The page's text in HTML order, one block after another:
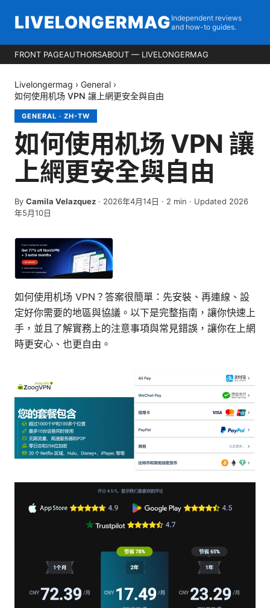
LIVELONGERMAG Independent reviews
and how-to guides.
FRONT PAGEAUTHORSABOUT — LIVELONGERMAG
Livelongermag › General ›
如何使用机场 VPN 讓上網更安全與自由
GENERAL · ZH-TW
如何使用机场 VPN 讓
上網更安全與自由
By Camila Velazquez · 2026年4月14日 · 2 min · Updated 2026
年5月10日
如何使用机场 VPN？答案很簡單：先安裝、再連線、設
定好你需要的地區與協議。以下是完整指南，讓你快速上
手，並且了解實務上的注意事項與常見錯誤，讓你在上網
時更安心、也更自由。